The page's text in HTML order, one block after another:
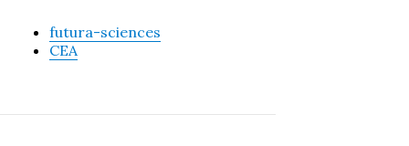
futura-sciences
CEA